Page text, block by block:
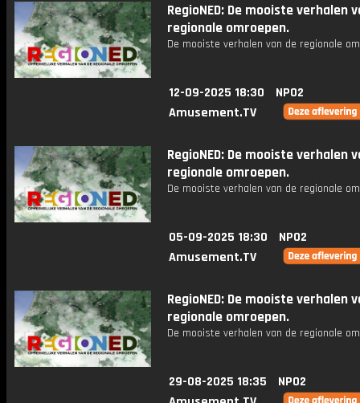
RegioNED: De mooiste verhalen
regionale omroepen.
De mooiste verhalen van de regionale
12-09-2025 18:30
NPO2
Amusement.TV
RegioNED: De mooiste verhalen
regionale omroepen.
De mooiste verhalen van de regionale
05-09-2025 18:30
NPO2
Amusement.TV
RegioNED: De mooiste verhalen
regionale omroepen.
De mooiste verhalen van de regionale
29-08-2025 18:35
NPO2